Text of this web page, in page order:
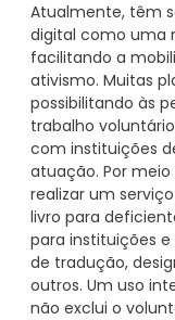
Atualmente, têm
digital como uma
facilitando a
ativismo. Muitas
possibilitando às
trabalho
com instituições
atuação. Por
realizar um
livro para
para instituições
de tradução,
outros. Um uso
não exclui o